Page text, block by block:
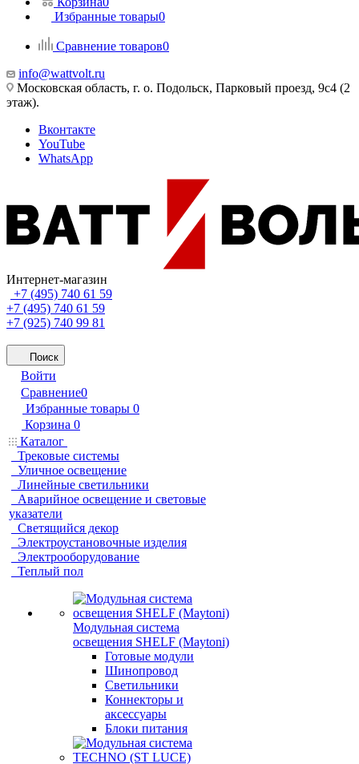
Избранные товары0
Сравнение товаров0
info@wattvolt.ru
Московская область, г. о. Подольск, Парковый проезд, 9с4 (2
этаж).
Вконтакте
YouTube
WhatsApp
Интернет-магазин
+7 (495) 740 61 59
+7 (495) 740 61 59
+7 (925) 740 99 81
Поиск
Войти
Сравнение0
Избранные товары 0
Корзина 0
Каталог
Трековые системы
Уличное освещение
Линейные светильники
Аварийное освещение и световые
указатели
Светящийся декор
Электроустановочные изделия
Электрооборудование
Теплый пол
Модульная система
освещения SHELF (Maytoni)
Готовые модули
Шинопровод
Светильники
Коннекторы и
аксессуары
Блоки питания